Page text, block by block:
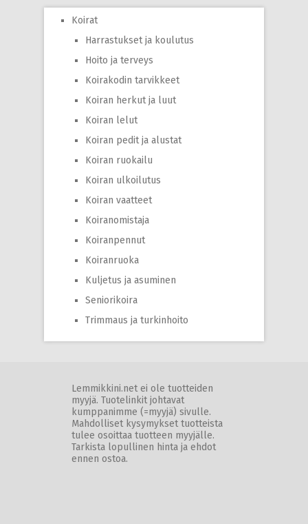
Koirat
Harrastukset ja koulutus
Hoito ja terveys
Koirakodin tarvikkeet
Koiran herkut ja luut
Koiran lelut
Koiran pedit ja alustat
Koiran ruokailu
Koiran ulkoilutus
Koiran vaatteet
Koiranomistaja
Koiranpennut
Koiranruoka
Kuljetus ja asuminen
Seniorikoira
Trimmaus ja turkinhoito
Lemmikkini.net ei ole tuotteiden
myyjä. Tuotelinkit johtavat
kumppanimme (=myyjä) sivulle.
Mahdolliset kysymykset tuotteista
tulee osoittaa tuotteen myyjälle.
Tarkista lopullinen hinta ja ehdot
ennen ostoa.